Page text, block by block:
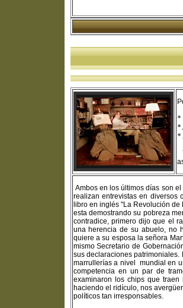
*
*
*
Ambos en los últimos días son
realizan entrevistas en diversos
libro en inglés "La
esta demostrando su pobreza
contradice, primero dijo que el
una herencia de su abuelo, no
quiere a su esposa la señora
mismo Secretario de
sus declaraciones
marrullerías a nivel mundial en
competencia en un par de
examinaron los chips que
haciendo el ridículo, nos
políticos tan irresponsables.